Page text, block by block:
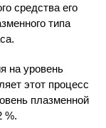
средства его
типа
на уровень
этот процесс
плазменной
%.